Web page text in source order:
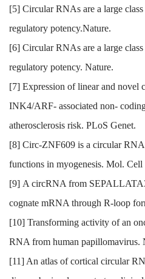
[5] Circular RNAs are a large
regulatory potency.Nature.
[6] Circular RNAs are a large
regulatory potency. Nature.
[7] Expression of linear and novel
INK4/ARF- associated non-
atherosclerosis risk. PLoS Genet.
[8] Circ-ZNF609 is a circular RNA
functions in myogenesis. Mol. Cell
[9] A circRNA from
cognate mRNA through R-loop
[10] Transforming activity of an
RNA from human papillomavirus.
[11] An atlas of cortical circular